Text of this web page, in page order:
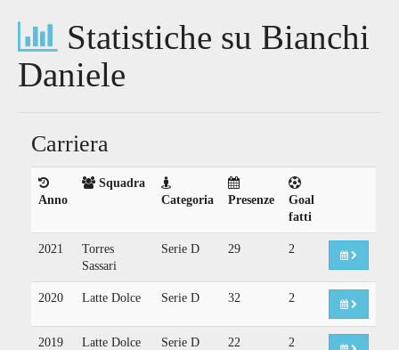
Statistiche su Bianchi
Daniele
Carriera
Anno
Squadra
Categoria
Presenze
Goal
fatti
2021
Torres
Sassari
Serie D 29 2
2020 Latte Dolce Serie D 32 2
2019 Latte Dolce Serie D 22 2